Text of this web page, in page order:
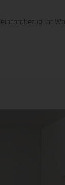
Ihr